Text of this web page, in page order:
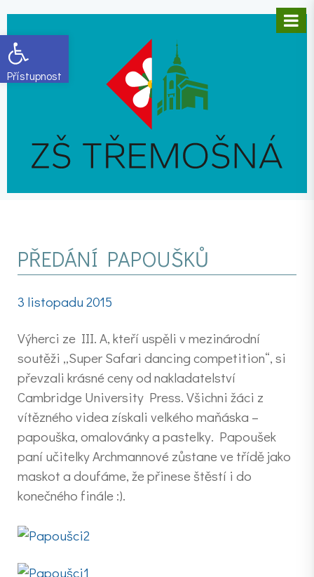
Open toolbar
PŘEDÁNÍ PAPOUŠKŮ
3 listopadu 2015
Výherci ze III. A, kteří uspěli v mezinárodní
soutěži „Super Safari dancing competition“, si
převzali krásné ceny od nakladatelství
Cambridge University Press. Všichni žáci z
vítězného videa získali velkého maňáska –
papouška, omalovánky a pastelky. Papoušek
paní učitelky Archmannové zůstane ve třídě jako
maskot a doufáme, že přinese štěstí i do
konečného finále :).